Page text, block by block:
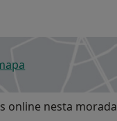
num novo separador
online nesta morada